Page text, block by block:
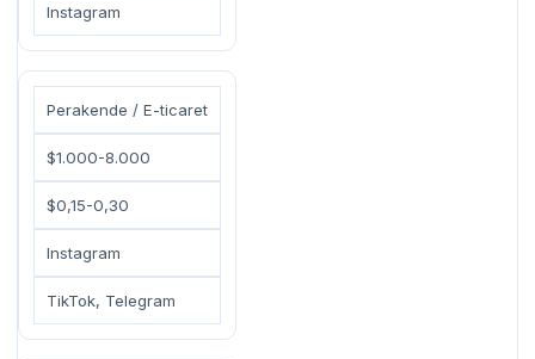
Instagram
Perakende / E-ticaret
$1.000-8.000
$0,15-0,30
Instagram
TikTok, Telegram